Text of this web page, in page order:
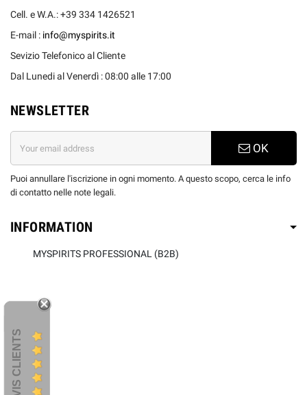
Cell. e W.A.: +39 334 1426521
E-mail : info@myspirits.it
Sevizio Telefonico al Cliente
Dal Lunedi al Venerdì : 08:00 alle 17:00
NEWSLETTER
OK
Puoi annullare l'iscrizione in ogni momento. A questo scopo, cerca le info
di contatto nelle note legali.
INFORMATION
MYSPIRITS PROFESSIONAL (B2B)
AVIS CLIENTS